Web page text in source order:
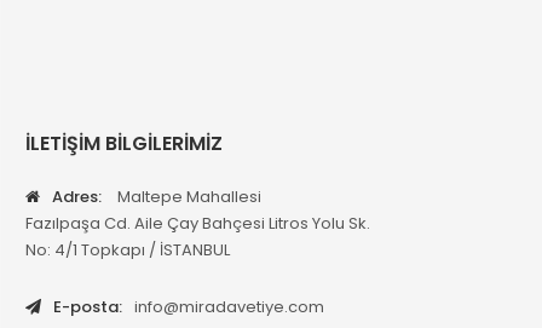
İLETİŞİM BİLGİLERİMİZ
Adres:
Maltepe Mahallesi
Fazılpaşa Cd. Aile Çay Bahçesi Litros Yolu Sk.
No: 4/1 Topkapı / İSTANBUL
E-posta: info@miradavetiye.com